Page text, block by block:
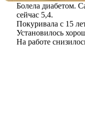
Болела диабетом.
сейчас 5,4.
Покуривала с 15
Установилось
На работе